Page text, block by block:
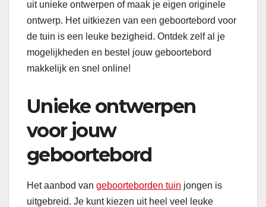
uit unieke ontwerpen of maak je eigen originele
ontwerp. Het uitkiezen van een geboortebord voor
de tuin is een leuke bezigheid. Ontdek zelf al je
mogelijkheden en bestel jouw geboortebord
makkelijk en snel online!
Unieke ontwerpen
voor jouw
geboortebord
Het aanbod van geboorteborden tuin jongen is
uitgebreid. Je kunt kiezen uit heel veel leuke